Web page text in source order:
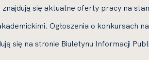
się aktualne oferty pracy na
Ogłoszenia o konkursach na
się na stronie Biuletynu Informacji